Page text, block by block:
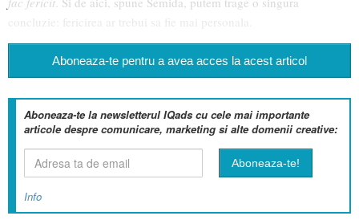
concluzie: fericirea ar trebui sa fie mai personala.
Aboneaza-te pentru a avea acces la acest articol
Aboneaza-te la newsletterul IQads cu cele mai importante
articole despre comunicare, marketing si alte domenii creative:
Info